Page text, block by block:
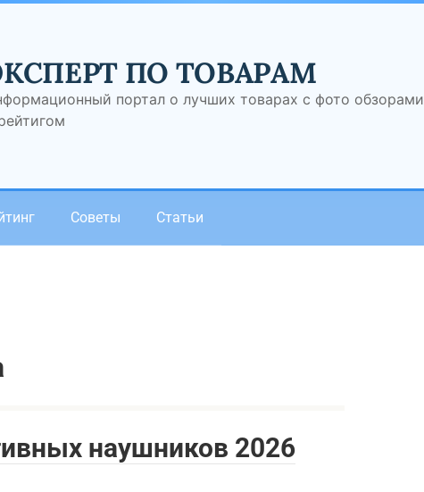
ПО ТОВАРАМ
портал о лучших товарах с фото обзорами
Советы Статьи
наушников 2026